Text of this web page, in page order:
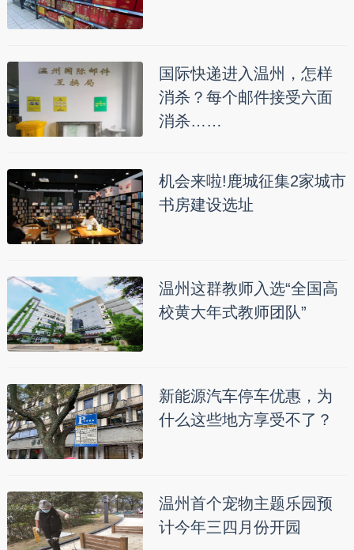
国际快递进入温州，怎样
消杀？每个邮件接受六面
消杀……
机会来啦!鹿城征集2家城市
书房建设选址
温州这群教师入选“全国高
校黄大年式教师团队”
新能源汽车停车优惠，为
什么这些地方享受不了？
温州首个宠物主题乐园预
计今年三四月份开园